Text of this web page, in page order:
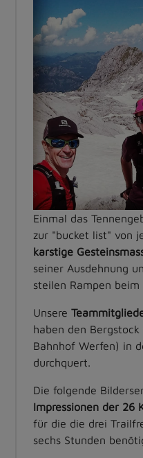
Einmal das
zur "bucket list" von
karstige
seiner Ausdehnung
steilen Rampen
Unsere
haben den
Bahnhof Werfen) in
durchquert.
Die folgende
Impressionen der 26
für die die drei
sechs Stunden